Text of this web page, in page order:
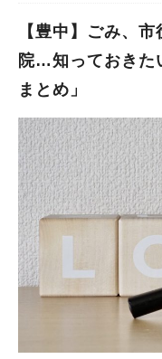
【豊中】ごみ、
院…知っておきた
まとめ」